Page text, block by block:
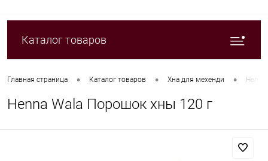
Каталог товаров
Главная страница • Каталог товаров • Хна для мехенди •
Henna Wala Порошок хны 120 г